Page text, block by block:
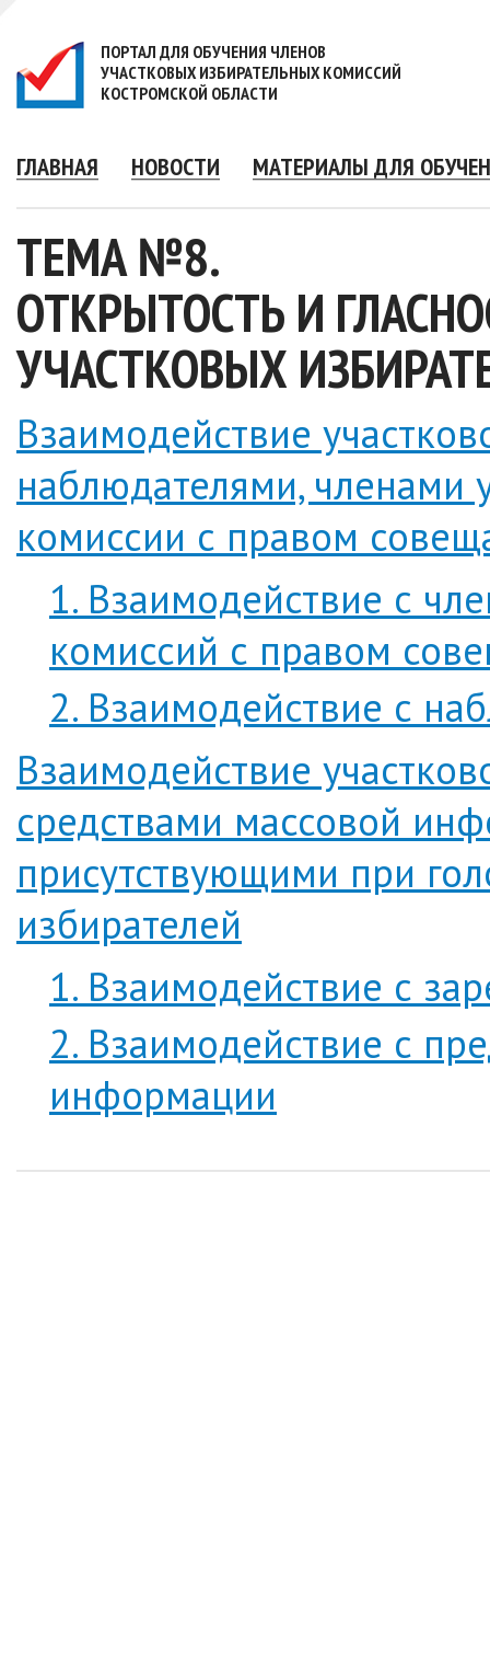
ПОРТАЛ ДЛЯ ОБУЧЕНИЯ ЧЛЕНОВ
УЧАСТКОВЫХ ИЗБИРАТЕЛЬНЫХ КОМИССИЙ
КОСТРОМСКОЙ ОБЛАСТИ
ГЛАВНАЯ НОВОСТИ МАТЕРИАЛЫ ДЛЯ
ТЕМА №8.
ОТКРЫТОСТЬ И
УЧАСТКОВЫХ
Взаимодействие
наблюдателями, членами
комиссии с правом
1. Взаимодействие с
комиссий с правом
2. Взаимодействие с
Взаимодействие
средствами массовой
присутствующими при
избирателей
1. Взаимодействие с
2. Взаимодействие с
информации